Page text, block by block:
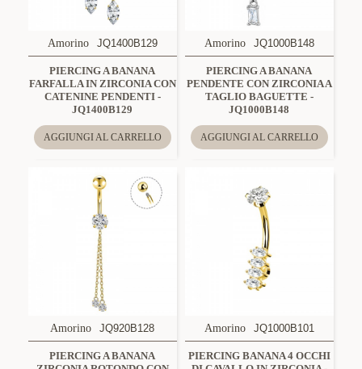
Amorino JQ1400B129
PIERCING A BANANA
FARFALLA IN ZIRCONIA CON
CATENINE PENDENTI -
JQ1400B129
AGGIUNGI AL CARRELLO
Amorino JQ1000B148
PIERCING A BANANA
PENDENTE CON ZIRCONIA A
TAGLIO BAGUETTE -
JQ1000B148
AGGIUNGI AL CARRELLO
Amorino JQ920B128
PIERCING A BANANA
Amorino JQ1000B101
PIERCING BANANA 4 OCCHI